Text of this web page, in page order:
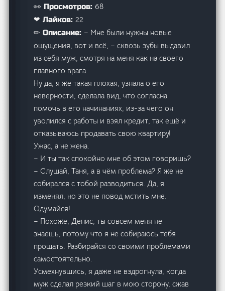
👀 Просмотров:68
❤ Лайков:22
✏ Описание: – Мне были нужны новые
ощущения, вот и всё, – сквозь зубы выдавил
из себя муж, смотря на меня как на своего
главного врага.
Ну да, я же такая плохая, узнала о его
неверности, сделала вид, что согласна
помочь в его начинаниях, из-за чего он
уволился с работы и взял кредит, так ещё и
отказываюсь продавать свою квартиру!
Ужас, а не жена.
– И ты так спокойно мне об этом говоришь?
– Слушай, Таня, а в чём проблема? Я же не
собирался с тобой разводиться. Да, я
изменял, но это не повод мстить мне.
Одумайся!
– Похоже, Денис, ты совсем меня не
знаешь, потому что я не собираюсь тебя
прощать. Разбирайся со своими проблемами
самостоятельно.
Усмехнувшись, я даже не вздрогнула, когда
муж сделал резкий шаг в мою сторону, сжав